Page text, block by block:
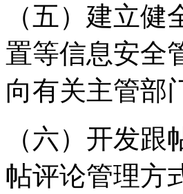
（五）建立
置等信息安全
向有关主管部
（六）开发
帖评论管理方